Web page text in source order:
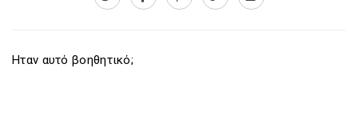
Ηταν αυτό βοηθητικό;